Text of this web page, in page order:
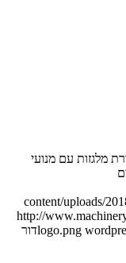
מלגזות עם מנועי
content/uploads/
http://
logo.pngדור